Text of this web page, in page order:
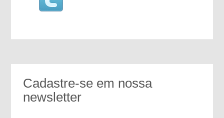
Cadastre-se em nossa
newsletter